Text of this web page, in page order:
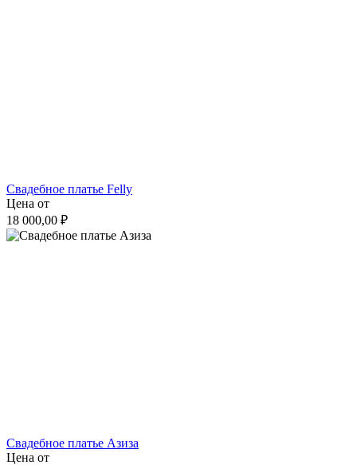
Свадебное платье Felly
Цена от
18 000,00 ₽
Свадебное платье Азиза
Цена от